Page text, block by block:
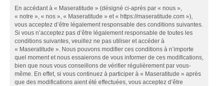
En accédant à « Maseratitude » (désigné ci-après par « nous »,
« notre », « nos », « Maseratitude » et « https://maseratitude.com »),
vous acceptez d’être légalement responsable des conditions suivantes.
Si vous n’acceptez pas d’être légalement responsable de toutes les
conditions suivantes, veuillez ne pas utiliser et accéder à
« Maseratitude ». Nous pouvons modifier ces conditions à n’importe
quel moment et nous essaierons de vous informer de ces modifications,
bien que nous vous conseillons de vérifier régulièrement par vous-
même. En effet, si vous continuez à participer à « Maseratitude » après
que des modifications aient été effectuées, vous acceptez d’être